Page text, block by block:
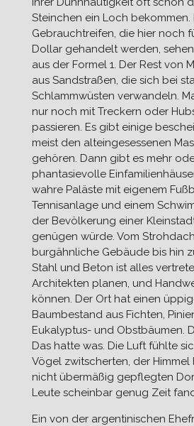
Steinchen ein Loch bekommen.
Gebrauchtreifen, die hier noch
Dollar gehandelt werden,
aus der Formel 1. Der Rest von
aus Sandstraßen, die sich bei
Schlammwüsten verwandeln.
nur noch mit Treckern oder
passieren. Es gibt einige
meist den alteingesessenen
gehören. Dann gibt es mehr
phantasievolle
wahre Paläste mit eigenem
Tennisanlage und einem
der Bevölkerung einer
genügen würde. Vom
burgähnliche Gebäude bis hin
Stahl und Beton ist alles
Architekten planen, und
können. Der Ort hat einen
Baumbestand aus Fichten,
Eukalyptus- und Obstbäumen.
Das hatte was. Die Luft fühlte
Vögel zwitscherten, der
nicht übermäßig gepflegten
Leute scheinbar genug Zeit
Ein von der argentinischen